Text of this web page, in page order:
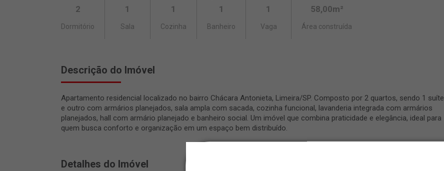
2
Dormitório
1
Sala
1
Cozinha
1
Banheiro
1
Vaga
58,00m²
Área construída
Descrição do Imóvel
Apartamento residencial localizado no bairro Chácara Antonieta, Limeira/SP. Composto por 2 quartos, sendo 1 suíte
e outro com armários planejados, sala ampla com sacada, cozinha funcional, lavanderia integrada com armários
planejados, hall com armário planejado e banheiro social. Um imóvel que combina praticidade e elegância, ideal para
quem busca conforto e organização em um espaço bem distribuído.
Detalhes do Imóvel